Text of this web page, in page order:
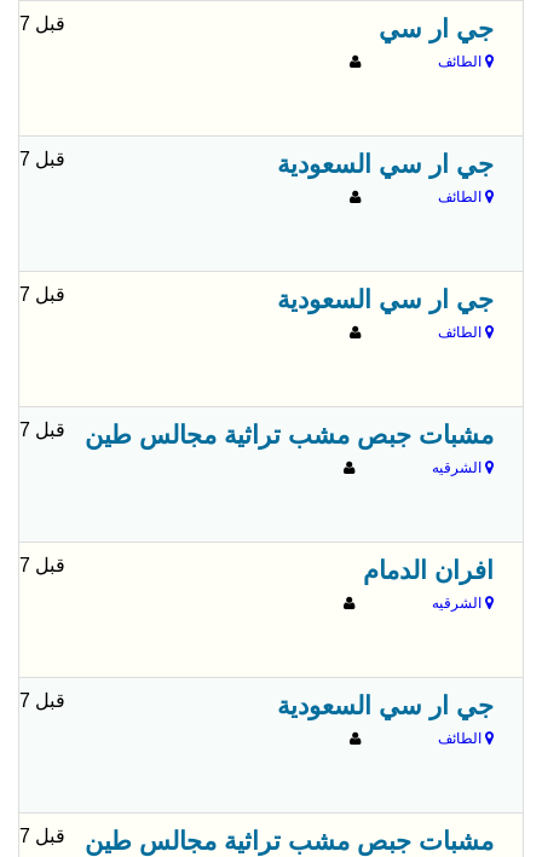
جي ار سي
الطائف
قبل 7 شهور
جي ار سي السعودية
الطائف
قبل 7 شهور
جي ار سي السعودية
الطائف
قبل 7 شهور
مشبات جبص مشب تراثية مجالس طين
الشرقيه
قبل 7 شهور
افران الدمام
الشرقيه
قبل 7 شهور
جي ار سي السعودية
الطائف
قبل 7 شهور
مشبات جبص مشب تراثية مجالس طين قبل 7 شهور